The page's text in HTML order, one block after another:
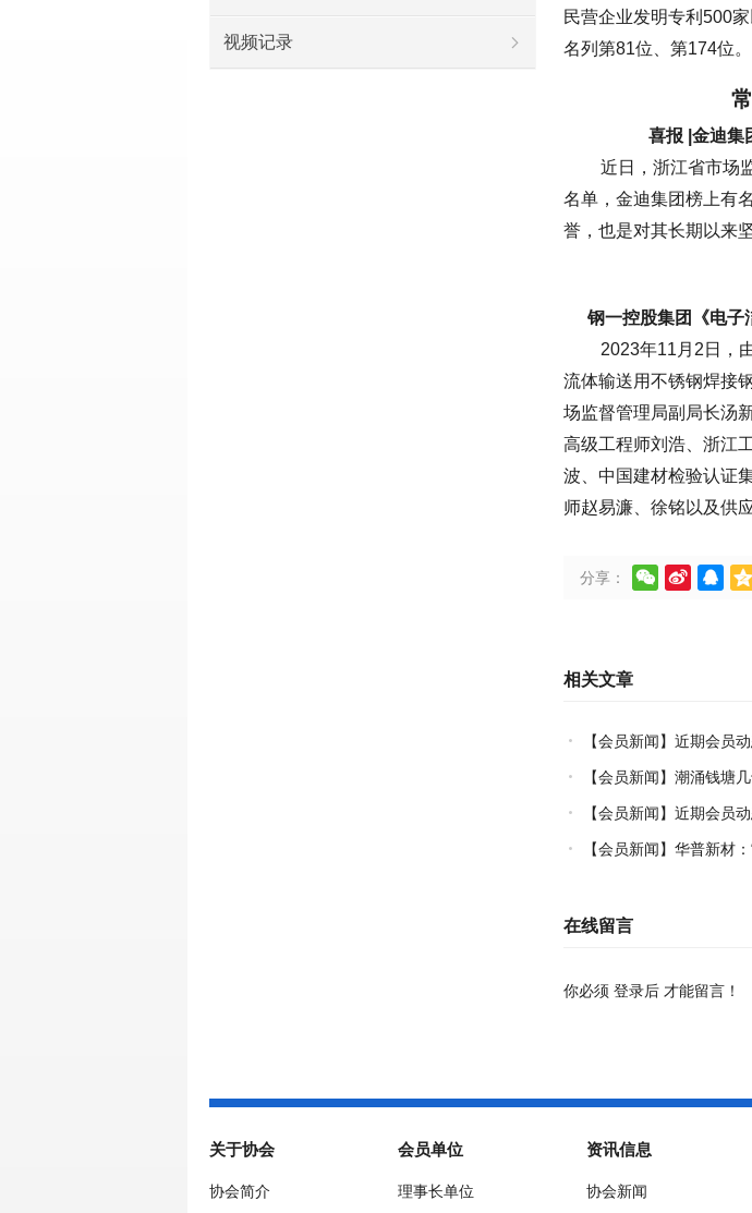
民营企业发明专利500
名列第81位、第174位。
喜报 |金迪集
近日，浙江省市场
名单，金迪集团榜上有
誉，也是对其长期以来
钢一控股集团《电子
2023年11月2日，
流体输送用不锈钢焊接
场监督管理局副局长汤
高级工程师刘浩、浙江
波、中国建材检验认证
师赵易濂、徐铭以及供
分享：    
相关文章
【会员新闻】近期会员动
【会员新闻】潮涌钱塘
炼热塑复材中国力量
【会员新闻】近期会员
【会员新闻】华普新材
在线留言
你必须 登录后 才能留言！
视频记录
关于协会
协会简介
会员单位
理事长单位
资讯信息
协会新闻